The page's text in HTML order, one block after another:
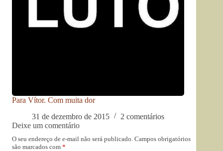
Para Vítor. Com muita dor
31 de dezembro de 2015
2 comentários
Deixe um comentário
O seu endereço de e-mail não será publicado. Campos obrigatórios
são marcados com *